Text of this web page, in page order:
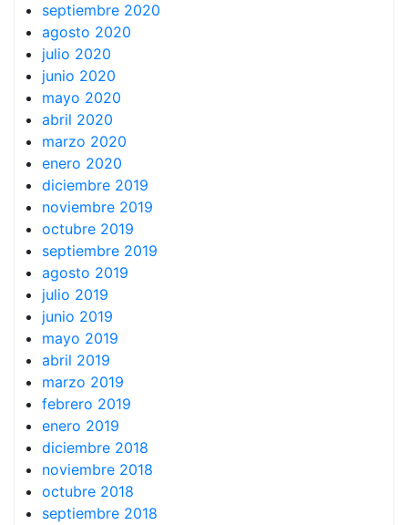
septiembre 2020
agosto 2020
julio 2020
junio 2020
mayo 2020
abril 2020
marzo 2020
enero 2020
diciembre 2019
noviembre 2019
octubre 2019
septiembre 2019
agosto 2019
julio 2019
junio 2019
mayo 2019
abril 2019
marzo 2019
febrero 2019
enero 2019
diciembre 2018
noviembre 2018
octubre 2018
septiembre 2018